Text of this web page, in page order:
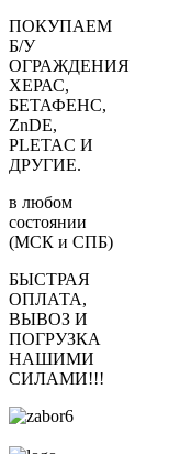
ПОКУПАЕМ
Б/У
ОГРАЖДЕНИЯ
ХЕРАС,
БЕТАФЕНС,
ZnDE,
PLETAC И
ДРУГИЕ.
в любом
состоянии
(МСК и СПБ)
БЫСТРАЯ
ОПЛАТА,
ВЫВОЗ И
ПОГРУЗКА
НАШИМИ
СИЛАМИ!!!